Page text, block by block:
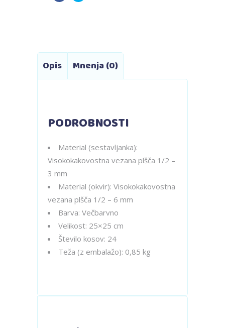
Opis Mnenja (0)
PODROBNOSTI
Material (sestavljanka):
Visokokakovostna vezana plšča 1/2 –
3 mm
Material (okvir): Visokokakovostna
vezana plšča 1/2 – 6 mm
Barva: Večbarvno
Velikost: 25×25 cm
Število kosov: 24
Teža (z embalažo): 0,85 kg